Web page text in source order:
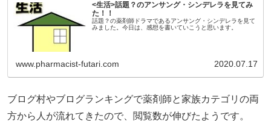
<生活>話題？のアンサング・シンデレラを見てみ
た！！
話題？の薬剤師ドラマであるアンサング・シンデレラを見て
みました。今日は、感想を書いていこうと思います。
www.pharmacist-futari.com 2020.07.17
ブログ村やブログランキングで薬剤師と家族カテゴリの両
方から人が流れてきたので、閲覧数が伸びたようです。